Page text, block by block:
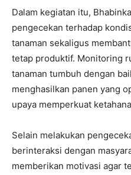
Dalam kegiatan itu,
pengecekan terhadap
tanaman sekaligus
tetap produktif. Monitoring
tanaman tumbuh dengan
menghasilkan panen yang
upaya memperkuat
Selain melakukan
berinteraksi dengan
memberikan motivasi agar